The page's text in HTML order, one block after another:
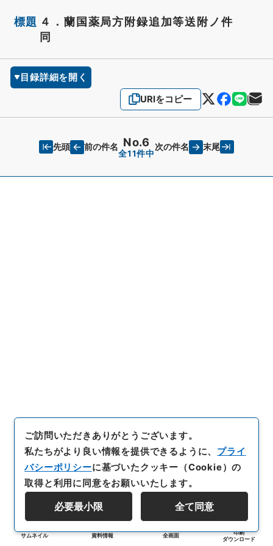
標題 ４．蘭国薬局方附録追加等送附ノ件
同
目録詳細を開く
URIをコピー
先頭 前の件名 No.6
全11件中
次の件名 末尾
サムネイル 資料情報 全画面
印刷
ダウンロード
ご訪問いただきありがとうございます。
私たちがより良い情報を提供できるように、 プライ
バシーポリシーに基づいたクッキー（Cookie）の
取得と利用に同意をお願いいたします。
必要最小限 全て同意